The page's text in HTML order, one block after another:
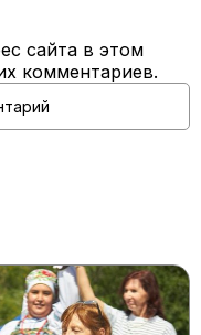
сайта в этом
комментариев.